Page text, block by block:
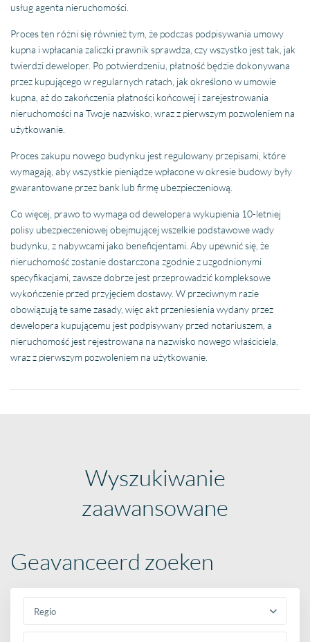
usług agenta nieruchomości.
Proces ten różni się również tym, że podczas podpisywania umowy
kupna i wpłacania zaliczki prawnik sprawdza, czy wszystko jest tak, jak
twierdzi deweloper. Po potwierdzeniu, płatność będzie dokonywana
przez kupującego w regularnych ratach, jak określono w umowie
kupna, aż do zakończenia płatności końcowej i zarejestrowania
nieruchomości na Twoje nazwisko, wraz z pierwszym pozwoleniem na
użytkowanie.
Proces zakupu nowego budynku jest regulowany przepisami, które
wymagają, aby wszystkie pieniądze wpłacone w okresie budowy były
gwarantowane przez bank lub firmę ubezpieczeniową.
Co więcej, prawo to wymaga od dewelopera wykupienia 10-letniej
polisy ubezpieczeniowej obejmującej wszelkie podstawowe wady
budynku, z nabywcami jako beneficjentami. Aby upewnić się, że
nieruchomość zostanie dostarczona zgodnie z uzgodnionymi
specyfikacjami, zawsze dobrze jest przeprowadzić kompleksowe
wykończenie przed przyjęciem dostawy. W przeciwnym razie
obowiązują te same zasady, więc akt przeniesienia wydany przez
dewelopera kupującemu jest podpisywany przed notariuszem, a
nieruchomość jest rejestrowana na nazwisko nowego właściciela,
wraz z pierwszym pozwoleniem na użytkowanie.
Wyszukiwanie
zaawansowane
Geavanceerd zoeken
Regio